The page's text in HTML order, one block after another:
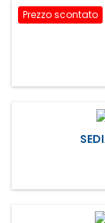
Prezzo scontato